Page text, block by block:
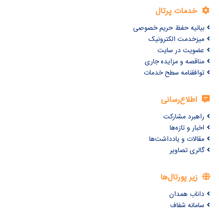
خدمات پرتال
بیانیه حفظ حریم خصوصی
میزخدمت الکترونیک
عضویت در سایت
مناقصه و مزایده جاری
توافقنامه سطح خدمات
اطلاع‌رسانی
راهبرد مشارکت
اخبار و تازه‌ها
مقالات و یادداشت‌ها
گالری تصاویر
زیر پورتال‌ها
داناب همدان
سامانه شفاف